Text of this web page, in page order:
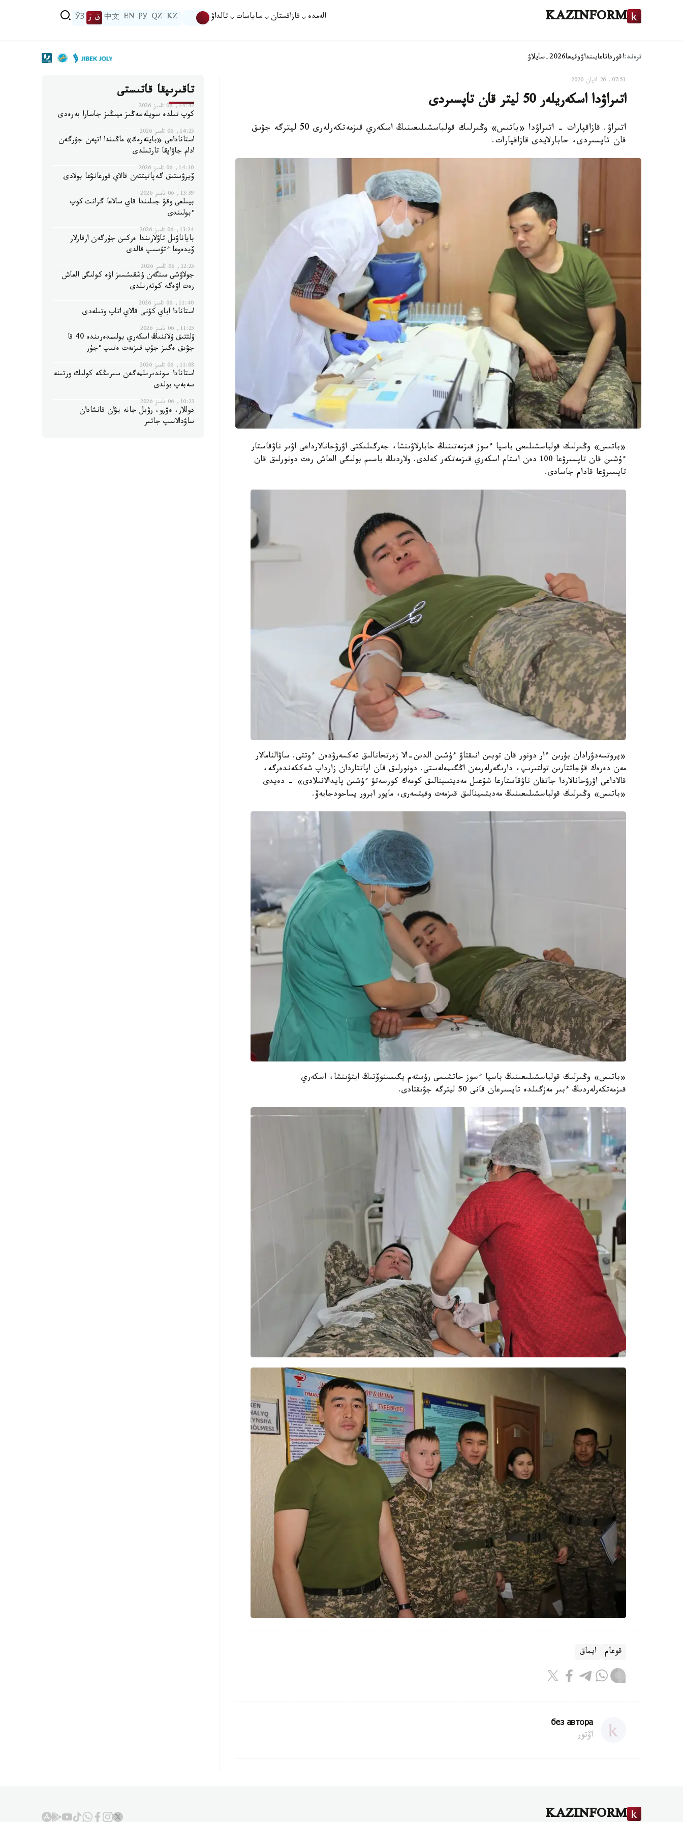
KAZINFORM الەمدە قازاقستان ساياسات تالداۋ KZ
QZ
РУ
EN
中文 ق ز ЎЗ
ترەند:اقورداتاعايىنداۋوقيعا2026-سايلاۋ
07:51, 26 اقپان 2020
اتىراۋدا اسكەريلەر 50 ليتر قان تاپسىردى
اتىراۋ. قازاقپارات - اتىراۋدا «باتىس» وڭىرلىك قولباسشىلىعىنىڭ اسكەري قىزمەتكەرلەرى 50 ليترگە جۋىق
قان تاپسىردى، حابارلايدى قازاقپارات.
«باتىس» وڭىرلىك قولباسشىلىعى باسپا ءسوز قىزمەتىنىڭ حابارلاۋىنشا، جەرگىلىكتى اۋرۋحانالارداعى اۋىر ناۋقاستار
ءۇشىن قان تاپسىرۋعا 100 دەن استام اسكەري قىزمەتكەر كەلدى. ولاردىڭ باسىم بولىگى العاش رەت دونورلىق قان
تاپسىرۋعا قادام جاسادى.
«پروتسەدۋرادان بۇرىن ءار دونور قان توبىن انىقتاۋ ءۇشىن الدىن-الا زەرتحانالىق تەكسەرۋدەن ءوتتى. ساۋالنامالار
مەن دەرەك قۇجاتتارىن تولتىرىپ، دارىگەرلەرمەن اڭگىمەلەستى. دونورلىق قان اپاتتاردان زارداپ شەككەندەرگە،
قالاداعى اۋرۋحانالاردا جاتقان ناۋقاستارعا شۇعىل مەديتسينالىق كومەك كورسەتۋ ءۇشىن پايدالانىلادى» - دەيدى
«باتىس» وڭىرلىك قولباسشىلىعىنىڭ مەديتسينالىق قىزمەت وفيتسەرى، مايور ابرور يساحودجايەۆ.
«باتىس» وڭىرلىك قولباسشىلىعىنىڭ باسپا ءسوز حاتشىسى رۇستەم يگىسىنوۆتىڭ ايتۋىنشا، اسكەري
قىزمەتكەرلەردىڭ ءبىر مەزگىلدە تاپسىرعان قانى 50 ليترگە جۋىقتادى.
قوعام ايماق
без автора
اۆتور
تاقىرىپقا قاتىستى
14:42, 06 تامىز 2026
كوپ تىلدە سويلەسەڭىز ميىڭىز جاسارا بەرەدى
14:25, 06 تامىز 2026
استاناداعى «بايتەرەك» ماڭىندا اتپەن جۇرگەن
ادام جاۋاپقا تارتىلدى
14:10, 06 تامىز 2026
ۆيرۋستىق گەپاتيتتەن قالاي قورعانۋعا بولادى
13:39, 06 تامىز 2026
بيىلعى وقۋ جىلىندا قاي سالاعا گرانت كوپ
ءبولىندى
13:24, 06 تامىز 2026
باياناۋىل تاۋلارىندا ەركىن جۇرگەن ارقارلار
ۆيدەوعا ءتۇسىپ قالدى
12:25, 06 تامىز 2026
جولاۋشى مىنگەن ۇشقىشسىز اۋە كولىگى العاش
رەت اۋەگە كوتەرىلدى
11:40, 06 تامىز 2026
استانادا اباي كۇنى قالاي اتاپ وتىلەدى
11:25, 06 تامىز 2026
ۇلتتىق ۇلاننىڭ اسكەري بولىمدەرىندە 40 قا
جۋىق ەگىز جۇپ قىزمەت ەتىپ ءجۇر
11:08, 06 تامىز 2026
استانادا سوندىرىلمەگەن سىرىڭكە كولىك ورتىنە
سەبەپ بولدى
10:23, 06 تامىز 2026
دوللار، ەۋرو، رۋبل جانە يۋان قانشادان
ساۋدالانىپ جاتىر
KAZINFORM